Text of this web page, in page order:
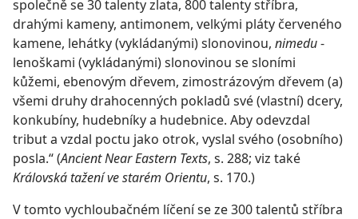
společně se 30 talenty zlata, 800 talenty stříbra,
drahými kameny, antimonem, velkými pláty červeného
kamene, lehátky (vykládanými) slonovinou, nimedu-
lenoškami (vykládanými) slonovinou se sloními
kůžemi, ebenovým dřevem, zimostrázovým dřevem (a)
všemi druhy drahocenných pokladů své (vlastní) dcery,
konkubíny, hudebníky a hudebnice. Aby odevzdal
tribut a vzdal poctu jako otrok, vyslal svého (osobního)
posla.“ (Ancient Near Eastern Texts, s. 288; viz také
Královská tažení ve starém Orientu, s. 170.)
V tomto vychloubačném líčení se ze 300 talentů stříbra